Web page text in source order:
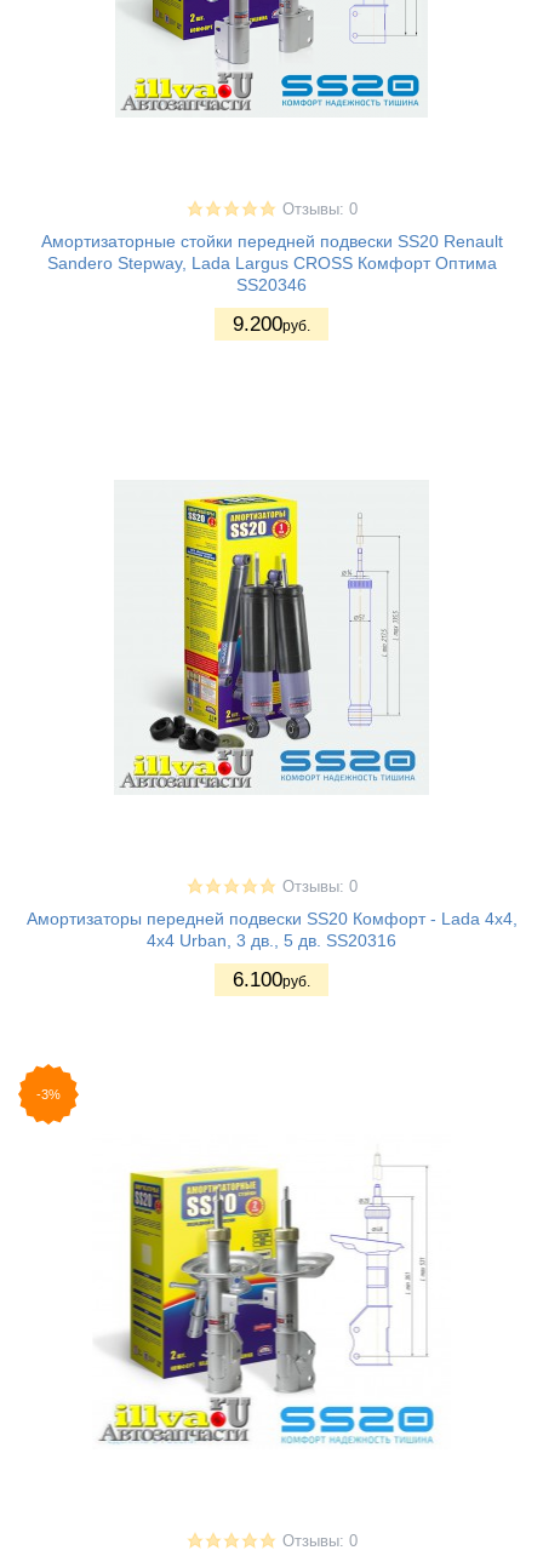
Отзывы: 0
Амортизаторные стойки передней подвески SS20 Renault
Sandero Stepway, Lada Largus CROSS Комфорт Оптима
SS20346
9.200руб.
Отзывы: 0
Амортизаторы передней подвески SS20 Комфорт - Lada 4x4,
4x4 Urban, 3 дв., 5 дв. SS20316
6.100руб.
-3%
Отзывы: 0